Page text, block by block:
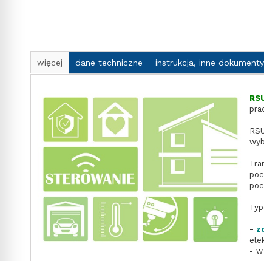
więcej dane techniczne instrukcja, inne dokumenty
-
- w